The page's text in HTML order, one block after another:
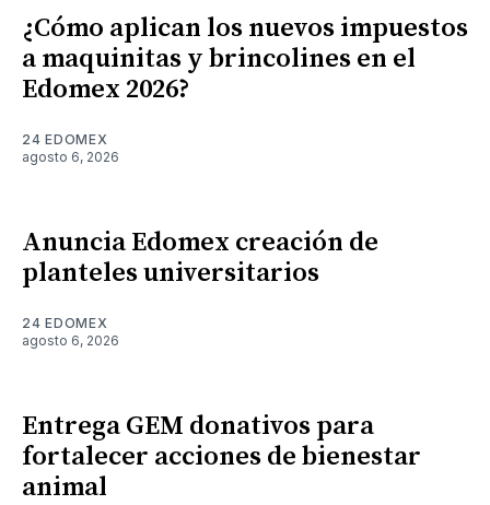
¿Cómo aplican los nuevos impuestos
a maquinitas y brincolines en el
Edomex 2026?
24 EDOMEX
agosto 6, 2026
Anuncia Edomex creación de
planteles universitarios
24 EDOMEX
agosto 6, 2026
Entrega GEM donativos para
fortalecer acciones de bienestar
animal